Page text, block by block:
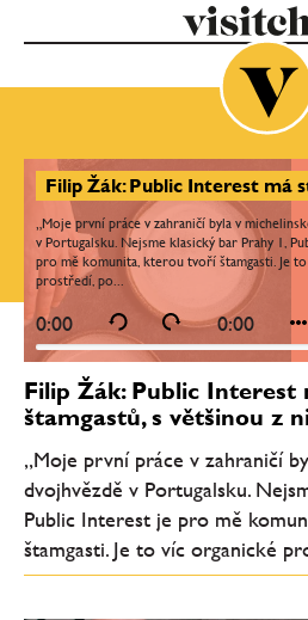
„Moje první práce v zahraničí byla v
v Portugalsku. Nejsme klasický bar Prahy 1,
pro mě komunita, kterou tvoří štamgasti. Je
prostředí, po...
0:00 0:00
Filip Žák: Public Interest
štamgastů, s většinou z
„Moje první práce v zahraničí
dvojhvězdě v Portugalsku.
Public Interest je pro mě
štamgasti. Je to víc organické